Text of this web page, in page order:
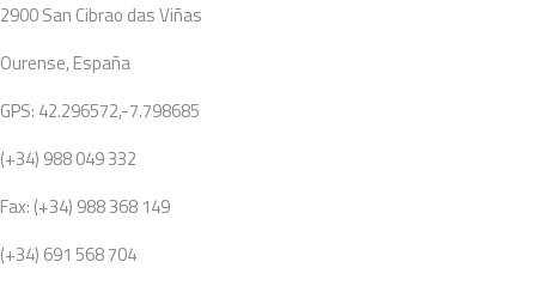
2900 San Cibrao das Viñas
Ourense, España
GPS: 42.296572,-7.798685
(+34) 988 049 332
Fax: (+34) 988 368 149
(+34) 691 568 704